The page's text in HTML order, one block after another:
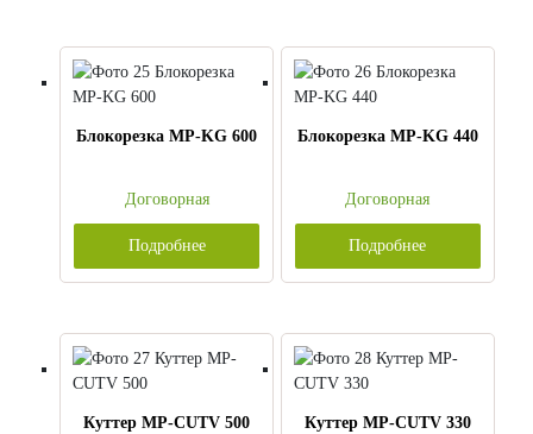
Блокорезка MP-KG 600
Договорная
Подробнее
Блокорезка MP-KG 440
Договорная
Подробнее
Куттер MP-CUTV 500 Куттер MP-CUTV 330